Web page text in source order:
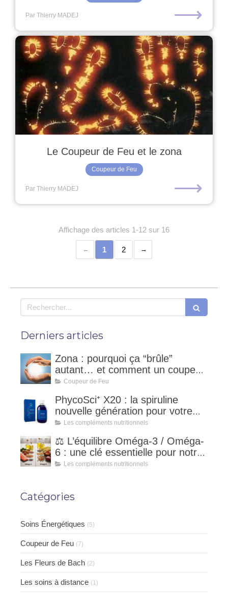
Par Thierry MADEJ ⟶
Le Coupeur de Feu et le zona
Coupeur de Feu
Par Thierry MADEJ ⟶
Affichage des articles 1-12 sur 16
1 2
Rechercher
Derniers articles
Zona : pourquoi ça “brûle”
autant… et comment un coupeur
de feu peut accompagner ?
Coupeur de Feu
PhycoSci⁺ X20 : la spiruline
nouvelle génération pour votre
vitalité naturelle
Les compléments nutritionnels
⚖️ L’équilibre Oméga-3 / Oméga-
6 : une clé essentielle pour notre
santé
Les compléments nutritionnels
Catégories
Soins Énergétiques (5)
Coupeur de Feu (7)
Les Fleurs de Bach (2)
Les soins à distance (1)